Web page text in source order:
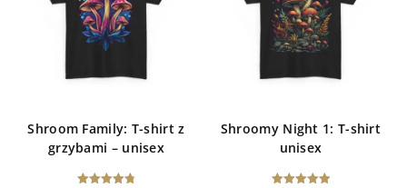
Shroom Family: T-shirt z
grzybami – unisex
Shroomy Night 1: T-shirt
unisex